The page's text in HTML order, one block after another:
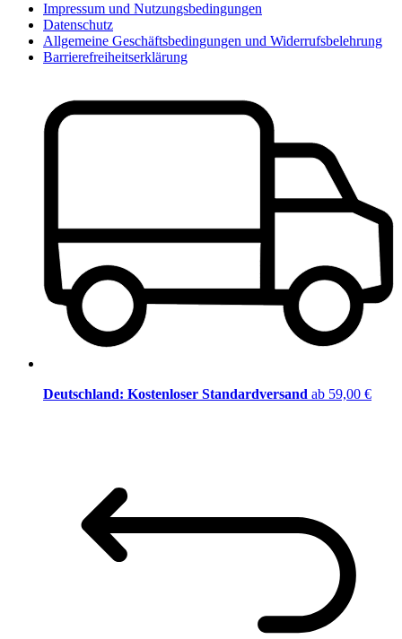
Impressum und Nutzungsbedingungen
Datenschutz
Allgemeine Geschäftsbedingungen und Widerrufsbelehrung
Barrierefreiheitserklärung
Deutschland: Kostenloser Standardversand ab 59,00 €